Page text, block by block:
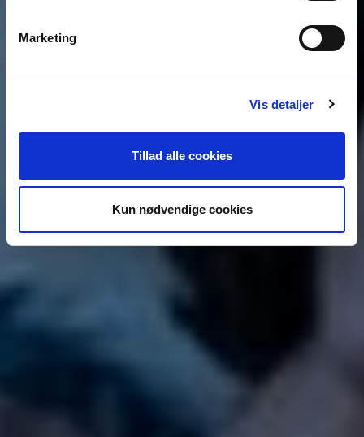
Marketing
Vis detaljer
Tillad alle cookies
Kun nødvendige cookies